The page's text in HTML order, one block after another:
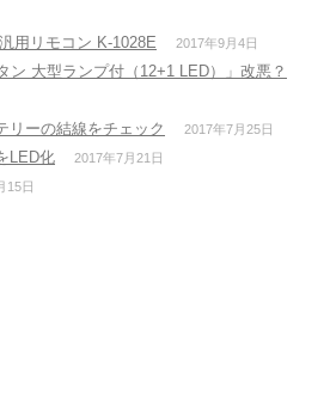
用リモコン K-1028E 2017年9月4日
ン 大型ランプ付（12+1 LED）」改悪？
リーの結線をチェック 2017年7月25日
LED化 2017年7月21日
15日